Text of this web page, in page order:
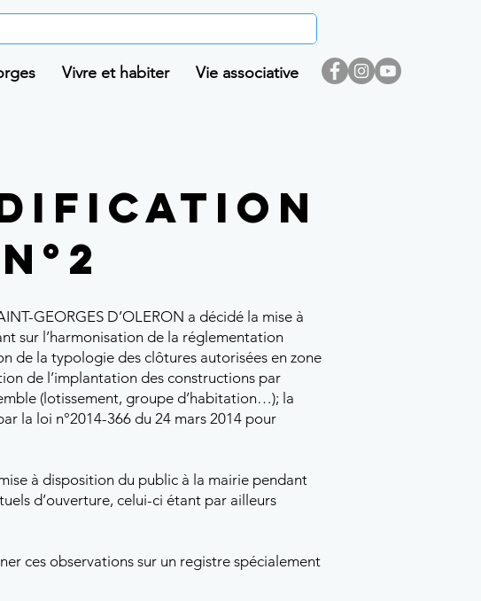
Vivre et habiter Vie associative
GEORGES D’OLERON a décidé la mise à
sur l’harmonisation de la réglementation
de la typologie des clôtures autorisées en zone
de l’implantation des constructions par
(lotissement, groupe d’habitation…); la
la loi n°2014-366 du 24 mars 2014 pour
à disposition du public à la mairie pendant
d’ouverture, celui-ci étant par ailleurs
ces observations sur un registre spécialement